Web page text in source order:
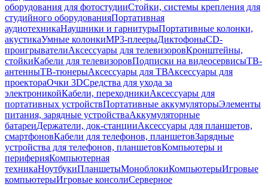
оборудования для фотостудииСтойки, системы крепления для
студийного оборудованияПортативная
аудиотехникаНаушники и гарнитурыПортативные колонки,
акустикаУмные колонкиMP3-плеерыДиктофоныCD-
проигрывателиАксессуары для телевизоровКронштейны,
стойкиКабели для телевизоровПодписки на видеосервисыТВ-
антенныТВ-тюнерыАксессуары для ТВАксессуары для
проектораОчки 3DСредства для ухода за
электроникойКабели, переходникиАксессуары для
портативных устройствПортативные аккумуляторыЭлементы
питания, зарядные устройстваАккумуляторные
батареиДержатели, док-станцииАксессуары для планшетов,
смартфоновКабели для телефонов, планшетовЗарядные
устройства для телефонов, планшетовКомпьютеры и
периферияКомпьютерная
техникаНоутбукиПланшетыМоноблокиКомпьютерыИгровые
компьютерыИгровые консолиСерверное